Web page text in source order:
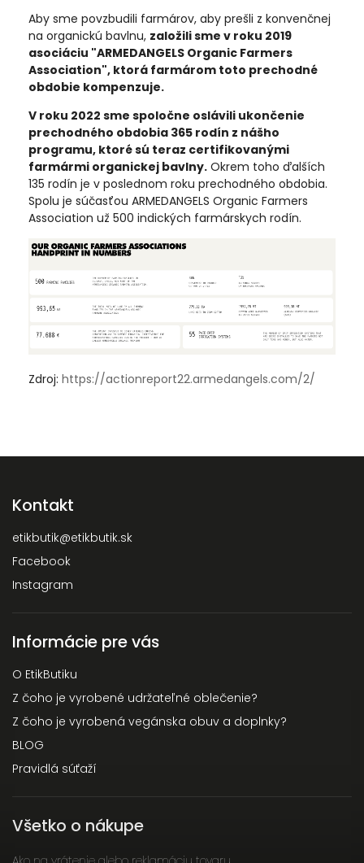
Aby sme povzbudili farmárov, aby prešli z konvenčnej
na organickú bavlnu, založili sme v roku 2019
asociáciu "ARMEDANGELS Organic Farmers
Association", ktorá farmárom toto prechodné
obdobie kompenzuje.
V roku 2022 sme spoločne oslávili ukončenie
prechodného obdobia 365 rodín z nášho
programu, ktoré sú teraz certifikovanými
farmármi organickej bavlny. Okrem toho ďalších
135 rodín je v poslednom roku prechodného obdobia.
Spolu je súčasťou ARMEDANGELS Organic Farmers
Association už 500 indických farmárskych rodín.
Zdroj: https://actionreport22.armedangels.com/2/
Kontakt
etikbutik@etikbutik.sk
Facebook
Instagram
Informácie pre vás
O EtikButiku
Z čoho je vyrobené udržateľné oblečenie?
Z čoho je vyrobená vegánska obuv a doplnky?
BLOG
Pravidlá súťaží
Všetko o nákupe